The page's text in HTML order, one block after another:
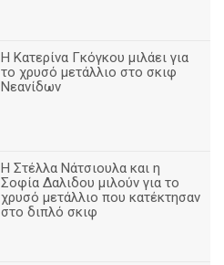
Η Κατερίνα Γκόγκου μιλάει για
το χρυσό μετάλλιο στο σκιφ
Νεανίδων
Η Στέλλα Νάτσιουλα και η
Σοφία Δαλιδου μιλούν για το
χρυσό μετάλλιο που κατέκτησαν
στο διπλό σκιφ